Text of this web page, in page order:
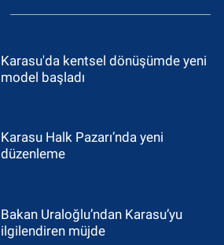
Karasu'da kentsel dönüşümde yeni
model başladı
Karasu Halk Pazarı’nda yeni
düzenleme
Bakan Uraloğlu’ndan Karasu’yu
ilgilendiren müjde